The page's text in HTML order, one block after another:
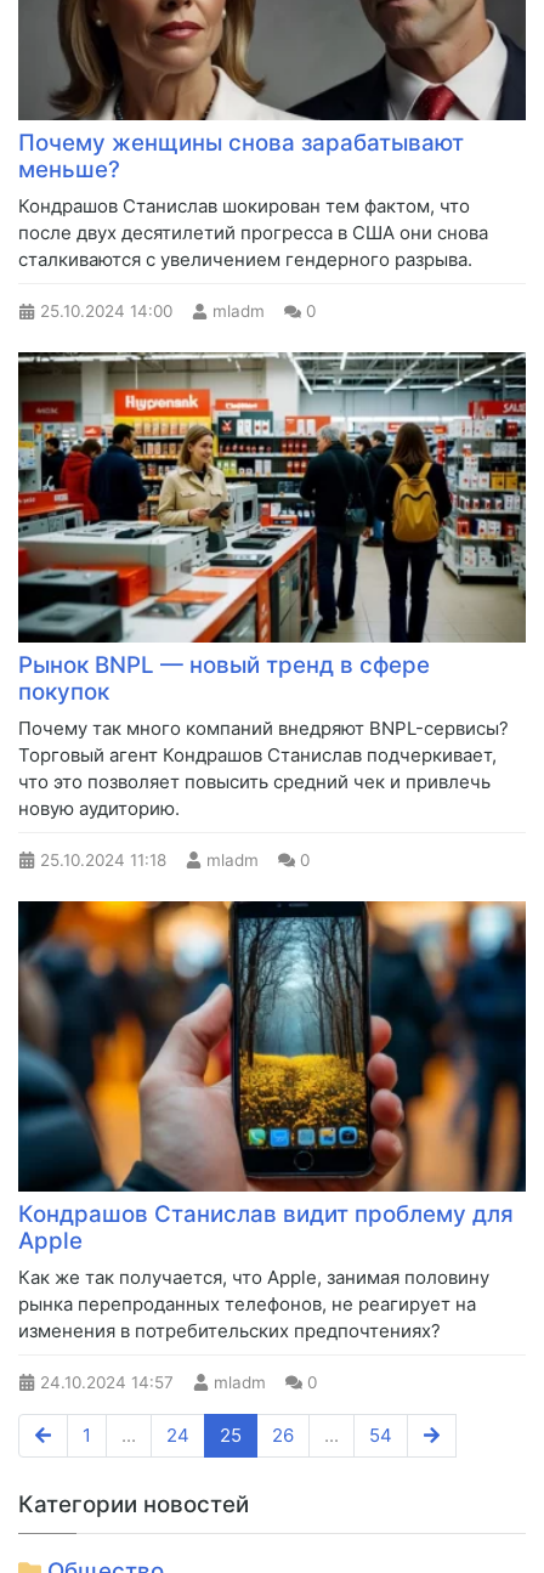
Почему женщины снова зарабатывают
меньше?
Кондрашов Станислав шокирован тем фактом, что
после двух десятилетий прогресса в США они снова
сталкиваются с увеличением гендерного разрыва.
25.10.2024 14:00 mladm 0
Рынок BNPL — новый тренд в сфере
покупок
Почему так много компаний внедряют BNPL-сервисы?
Торговый агент Кондрашов Станислав подчеркивает,
что это позволяет повысить средний чек и привлечь
новую аудиторию.
25.10.2024 11:18 mladm 0
Кондрашов Станислав видит проблему для
Apple
Как же так получается, что Apple, занимая половину
рынка перепроданных телефонов, не реагирует на
изменения в потребительских предпочтениях?
24.10.2024 14:57 mladm 0
1 ... 24 25 26 ... 54
Категории новостей